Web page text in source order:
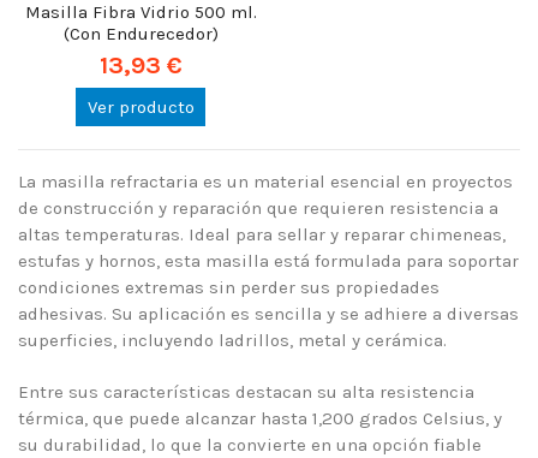
Masilla Fibra Vidrio 500 ml.
(Con Endurecedor)
13,93 €
Ver producto
La masilla refractaria es un material esencial en proyectos
de construcción y reparación que requieren resistencia a
altas temperaturas. Ideal para sellar y reparar chimeneas,
estufas y hornos, esta masilla está formulada para soportar
condiciones extremas sin perder sus propiedades
adhesivas. Su aplicación es sencilla y se adhiere a diversas
superficies, incluyendo ladrillos, metal y cerámica.
Entre sus características destacan su alta resistencia
térmica, que puede alcanzar hasta 1,200 grados Celsius, y
su durabilidad, lo que la convierte en una opción fiable